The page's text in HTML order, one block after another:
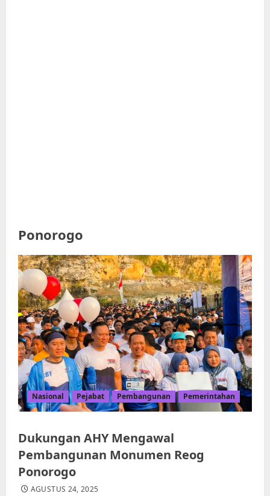
Ponorogo
Nasional Pejabat Pembangunan Pemerintahan
Dukungan AHY Mengawal
Pembangunan Monumen Reog
Ponorogo
AGUSTUS 24, 2025